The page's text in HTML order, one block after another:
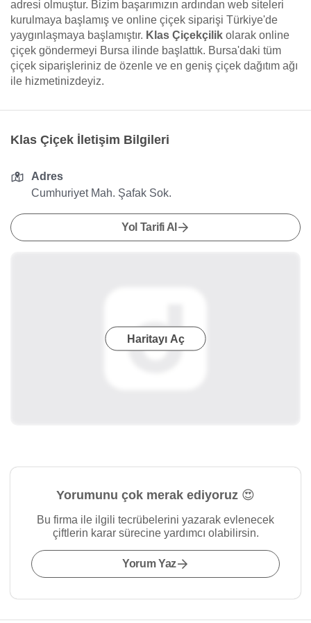
adresi olmuştur. Bizim başarımızın ardından web siteleri
kurulmaya başlamış ve online çiçek siparişi Türkiye'de
yaygınlaşmaya başlamıştır. Klas Çiçekçilik olarak online
çiçek göndermeyi Bursa ilinde başlattık. Bursa'daki tüm
çiçek siparişleriniz de özenle ve en geniş çiçek dağıtım ağı
ile hizmetinizdeyiz.
Klas Çiçek İletişim Bilgileri
Adres
Cumhuriyet Mah. Şafak Sok.
Yol Tarifi Al
Haritayı Aç
Yorumunu çok merak ediyoruz 😍
Bu firma ile ilgili tecrübelerini yazarak evlenecek
çiftlerin karar sürecine yardımcı olabilirsin.
Yorum Yaz